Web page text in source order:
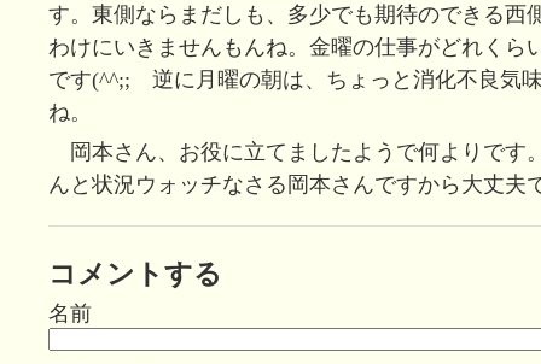
す。東側ならまだしも、多少でも期待のできる西
わけにいきませんもんね。金曜の仕事がどれくら
です(^^;; 逆に月曜の朝は、ちょっと消化不良気
ね。
岡本さん、お役に立てましたようで何よりです
んと状況ウォッチなさる岡本さんですから大丈夫
コメントする
名前